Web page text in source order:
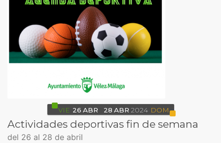
VIE 26 ABR 28 ABR 2024 DOM
Actividades deportivas fin de semana
del 26 al 28 de abril